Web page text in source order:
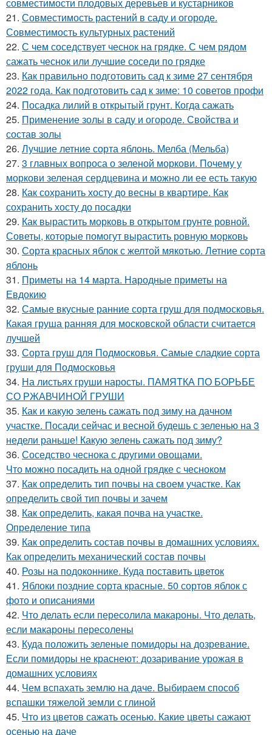
21. Совместимость растений в саду и огороде.
Совместимость культурных растений
22. С чем соседствует чеснок на грядке. С чем рядом
сажать чеснок или лучшие соседи по грядке
23. Как правильно подготовить сад к зиме 27 сентября
2022 года. Как подготовить сад к зиме: 10 советов профи
24. Посадка лилий в открытый грунт. Когда сажать
25. Применение золы в саду и огороде. Свойства и
состав золы
26. Лучшие летние сорта яблонь. Мелба (Мельба)
27. 3 главных вопроса о зеленой моркови. Почему у
моркови зеленая сердцевина и можно ли ее есть такую
28. Как сохранить хосту до весны в квартире. Как
сохранить хосту до посадки
29. Как вырастить морковь в открытом грунте ровной.
Советы, которые помогут вырастить ровную морковь
30. Сорта красных яблок с желтой мякотью. Летние сорта
яблонь
31. Приметы на 14 марта. Народные приметы на
Евдокию
32. Самые вкусные ранние сорта груш для подмосковья.
Какая груша ранняя для московской области считается
лучшей
33. Сорта груш для Подмосковья. Самые сладкие сорта
груши для Подмосковья
34. На листьях груши наросты. ПАМЯТКА ПО БОРЬБЕ
СО РЖАВЧИНОЙ ГРУШИ
35. Как и какую зелень сажать под зиму на дачном
участке. Посади сейчас и весной будешь с зеленью на 3
недели раньше! Какую зелень сажать под зиму?
36. Соседство чеснока с другими овощами.
Что можно посадить на одной грядке с чесноком
37. Как определить тип почвы на своем участке. Как
определить свой тип почвы и зачем
38. Как определить, какая почва на участке.
Определение типа
39. Как определить состав почвы в домашних условиях.
Как определить механический состав почвы
40. Розы на подоконнике. Куда поставить цветок
41. Яблоки поздние сорта красные. 50 сортов яблок с
фото и описаниями
42. Что делать если пересолила макароны. Что делать,
если макароны пересолены
43. Куда положить зеленые помидоры на дозревание.
Если помидоры не краснеют: дозаривание урожая в
домашних условиях
44. Чем вспахать землю на даче. Выбираем способ
вспашки тяжелой земли с глиной
45. Что из цветов сажать осенью. Какие цветы сажают
осенью на даче